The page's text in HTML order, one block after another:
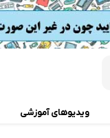
ویدیوهای آموزشی